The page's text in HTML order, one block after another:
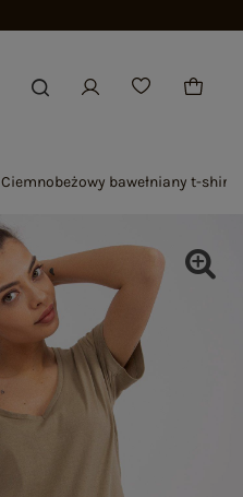
Ciemnobeżowy bawełniany t-shirt